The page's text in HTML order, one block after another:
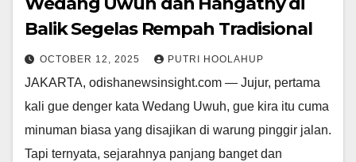
Balik Segelas Rempah Tradisional
OCTOBER 12, 2025 PUTRI HOOLAHUP
JAKARTA, odishanewsinsight.com — Jujur, pertama
kali gue denger kata Wedang Uwuh, gue kira itu cuma
minuman biasa yang disajikan di warung pinggir jalan.
Tapi ternyata, sejarahnya panjang banget dan